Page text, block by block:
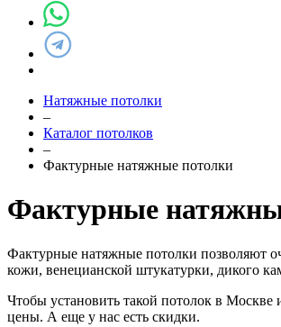
Натяжные потолки
–
Каталог потолков
–
Фактурные натяжные потолки
Фактурные
Фактурные натяжные потолки позволяют
кожи, венецианской штукатурки, дикого
Чтобы установить такой потолок в Москве
цены. А еще у нас есть скидки.